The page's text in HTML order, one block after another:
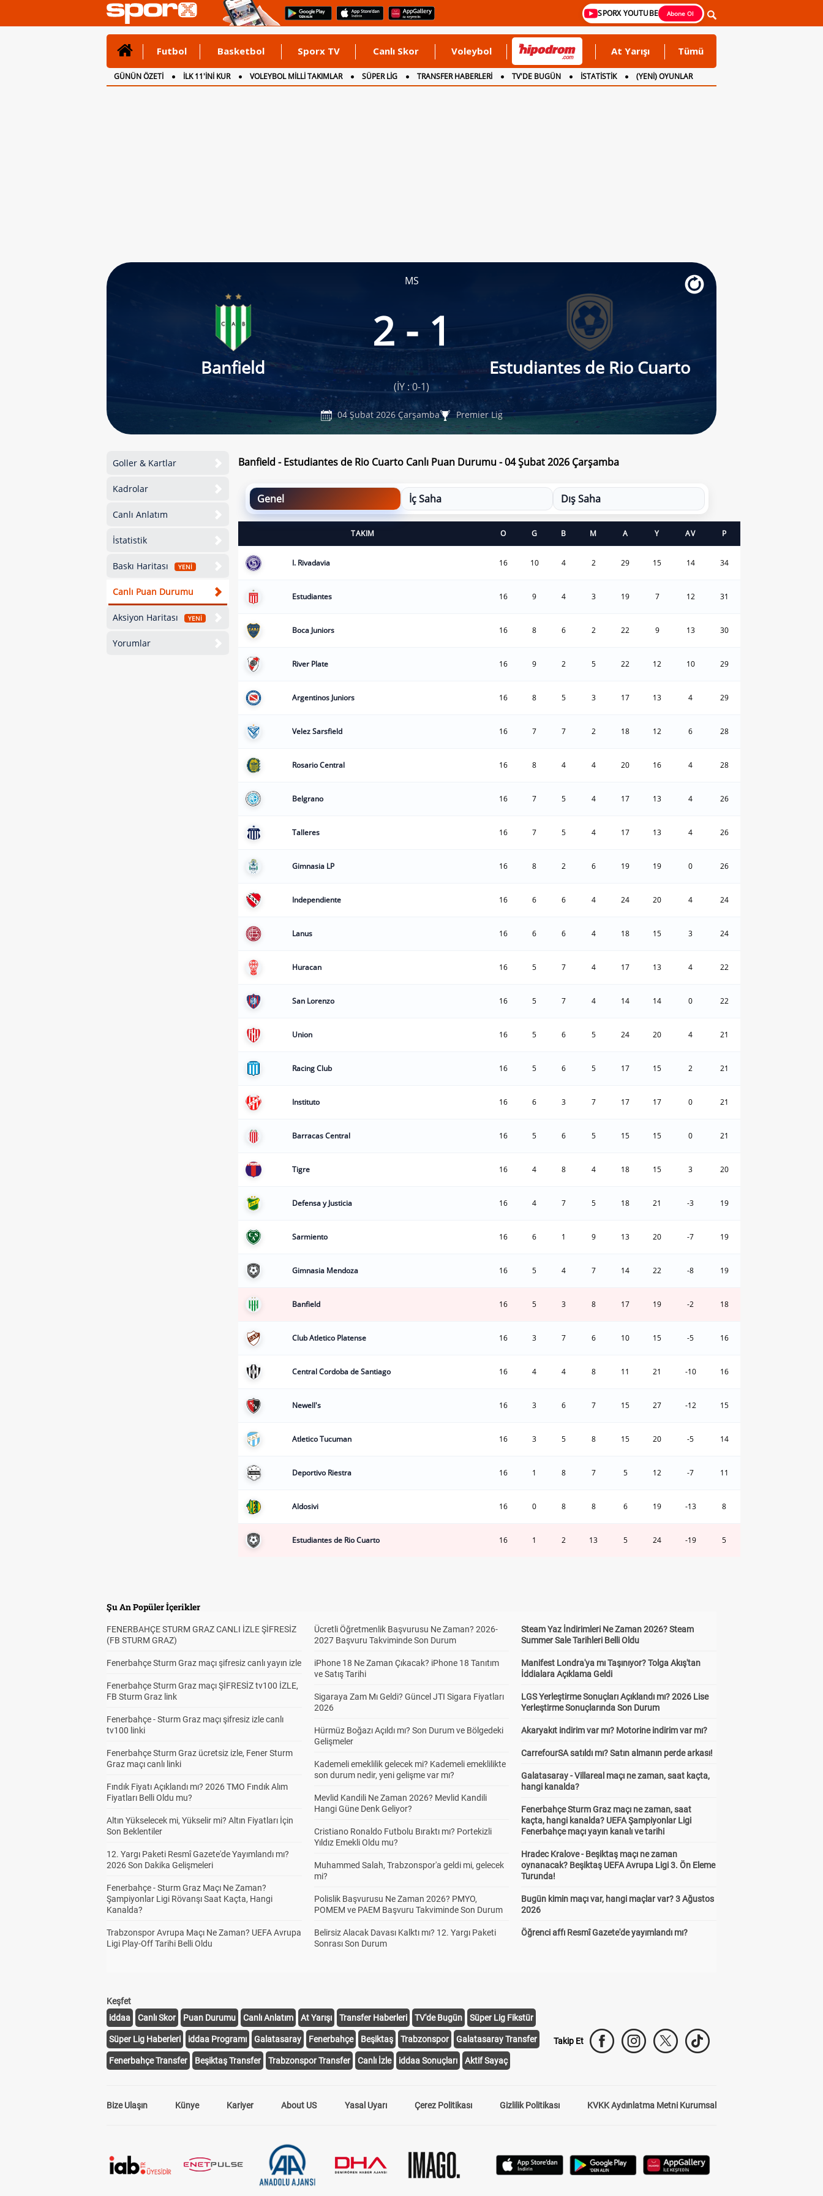
SPORX YOUTUBE Abone Ol
Futbol Basketbol Sporx TV Canlı Skor Voleybol At Yarışı Tümü
GÜNÜN ÖZETİ İLK 11'İNİ KUR VOLEYBOL MİLLİ TAKIMLAR SÜPER LİG TRANSFER HABERLERİ TV'DE BUGÜN İSTATİSTİK
(YENİ) OYUNLAR
CANLI ANLATIM
İNGİLTERE
MS
Banfield
2 - 1
Estudiantes de Rio Cuarto
(İY : 0-1)
04 Şubat 2026 Çarşamba Premier Lig
Goller & Kartlar
Kadrolar
Canlı Anlatım
İstatistik
Baskı Haritası YENİ
Canlı Puan Durumu
Aksiyon Haritası YENİ
Yorumlar
Banfield - Estudiantes de Rio Cuarto Canlı Puan Durumu - 04 Şubat 2026 Çarşamba
Genel İç Saha Dış Saha
TAKIM O G B M A Y AV P
I. Rivadavia 16 10 4 2 29 15 14 34
Estudiantes 16 9 4 3 19 7 12 31
Boca Juniors 16 8 6 2 22 9 13 30
River Plate 16 9 2 5 22 12 10 29
Argentinos Juniors 16 8 5 3 17 13 4 29
Velez Sarsfield 16 7 7 2 18 12 6 28
Rosario Central 16 8 4 4 20 16 4 28
Belgrano 16 7 5 4 17 13 4 26
Talleres 16 7 5 4 17 13 4 26
Gimnasia LP 16 8 2 6 19 19 0 26
Independiente 16 6 6 4 24 20 4 24
Lanus 16 6 6 4 18 15 3 24
Huracan 16 5 7 4 17 13 4 22
San Lorenzo 16 5 7 4 14 14 0 22
Union 16 5 6 5 24 20 4 21
Racing Club 16 5 6 5 17 15 2 21
Instituto 16 6 3 7 17 17 0 21
Barracas Central 16 5 6 5 15 15 0 21
Tigre 16 4 8 4 18 15 3 20
Defensa y Justicia 16 4 7 5 18 21 -3 19
Sarmiento 16 6 1 9 13 20 -7 19
Gimnasia Mendoza 16 5 4 7 14 22 -8 19
Banfield 16 5 3 8 17 19 -2 18
Club Atletico Platense 16 3 7 6 10 15 -5 16
Central Cordoba de Santiago 16 4 4 8 11 21 -10 16
Newell's 16 3 6 7 15 27 -12 15
Atletico Tucuman 16 3 5 8 15 20 -5 14
Deportivo Riestra 16 1 8 7 5 12 -7 11
Aldosivi 16 0 8 8 6 19 -13 8
Estudiantes de Rio Cuarto 16 1 2 13 5 24 -19 5
Şu An Popüler İçerikler
FENERBAHÇE STURM GRAZ CANLI İZLE ŞİFRESİZ
(FB STURM GRAZ)
Fenerbahçe Sturm Graz maçı şifresiz canlı yayın izle
Fenerbahçe Sturm Graz maçı ŞİFRESİZ tv100 İZLE,
FB Sturm Graz link
Fenerbahçe - Sturm Graz maçı şifresiz izle canlı
tv100 linki
Fenerbahçe Sturm Graz ücretsiz izle, Fener Sturm
Graz maçı canlı linki
Fındık Fiyatı Açıklandı mı? 2026 TMO Fındık Alım
Fiyatları Belli Oldu mu?
Altın Yükselecek mi, Yükselir mi? Altın Fiyatları İçin
Son Beklentiler
12. Yargı Paketi Resmî Gazete'de Yayımlandı mı?
2026 Son Dakika Gelişmeleri
Fenerbahçe - Sturm Graz Maçı Ne Zaman?
Şampiyonlar Ligi Rövanşı Saat Kaçta, Hangi
Kanalda?
Trabzonspor Avrupa Maçı Ne Zaman? UEFA Avrupa
Ligi Play-Off Tarihi Belli Oldu
Ücretli Öğretmenlik Başvurusu Ne Zaman? 2026-
2027 Başvuru Takviminde Son Durum
iPhone 18 Ne Zaman Çıkacak? iPhone 18 Tanıtım
ve Satış Tarihi
Sigaraya Zam Mı Geldi? Güncel JTI Sigara Fiyatları
2026
Hürmüz Boğazı Açıldı mı? Son Durum ve Bölgedeki
Gelişmeler
Kademeli emeklilik gelecek mi? Kademeli emeklilikte
son durum nedir, yeni gelişme var mı?
Mevlid Kandili Ne Zaman 2026? Mevlid Kandili
Hangi Güne Denk Geliyor?
Cristiano Ronaldo Futbolu Bıraktı mı? Portekizli
Yıldız Emekli Oldu mu?
Muhammed Salah, Trabzonspor'a geldi mi, gelecek
mi?
Polislik Başvurusu Ne Zaman 2026? PMYO,
POMEM ve PAEM Başvuru Takviminde Son Durum
Belirsiz Alacak Davası Kalktı mı? 12. Yargı Paketi
Sonrası Son Durum
Steam Yaz İndirimleri Ne Zaman 2026? Steam
Summer Sale Tarihleri Belli Oldu
Manifest Londra'ya mı Taşınıyor? Tolga Akış'tan
İddialara Açıklama Geldi
LGS Yerleştirme Sonuçları Açıklandı mı? 2026 Lise
Yerleştirme Sonuçlarında Son Durum
Akaryakıt indirim var mı? Motorine indirim var mı?
CarrefourSA satıldı mı? Satın almanın perde arkası!
Galatasaray - Villareal maçı ne zaman, saat kaçta,
hangi kanalda?
Fenerbahçe Sturm Graz maçı ne zaman, saat
kaçta, hangi kanalda? UEFA Şampiyonlar Ligi
Fenerbahçe maçı yayın kanalı ve tarihi
Hradec Kralove - Beşiktaş maçı ne zaman
oynanacak? Beşiktaş UEFA Avrupa Ligi 3. Ön Eleme
Turunda!
Bugün kimin maçı var, hangi maçlar var? 3 Ağustos
2026
Öğrenci affı Resmî Gazete'de yayımlandı mı?
Keşfet
iddaa
Canlı Skor Puan Durumu Canlı Anlatım At Yarışı Transfer Haberleri TV'de Bugün Süper Lig Fikstür
Süper Lig Haberleri iddaa Programı Galatasaray Fenerbahçe Beşiktaş Trabzonspor Galatasaray Transfer
Fenerbahçe Transfer Beşiktaş Transfer Trabzonspor Transfer Canlı İzle iddaa Sonuçları Aktif Sayaç
Takip Et
Bize Ulaşın Künye Kariyer About US Yasal Uyarı Çerez Politikası Gizlilik Politikası KVKK Aydınlatma Metni Kurumsal